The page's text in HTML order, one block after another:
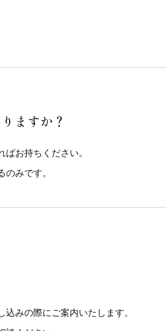
ますか？
お持ちください。
みです。
みの際にご案内いたします。